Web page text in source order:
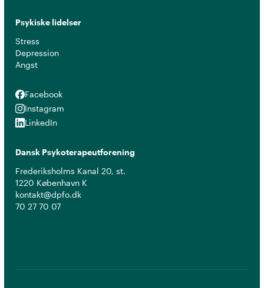
Psykiske lidelser
Stress
Depression
Angst
Facebook
Facebook
Instagram
Instagram
LinkedIn
LinkedIn
Dansk Psykoterapeutforening
Frederiksholms Kanal 20, st.
1220 København K
kontakt@dpfo.dk
70 27 70 07